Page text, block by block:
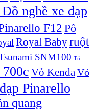
nghề xe đạp
F12 Pô
Royal Babyruột
SNM100 Túi
Vỏ KendaVỏ
Pinarello
quang